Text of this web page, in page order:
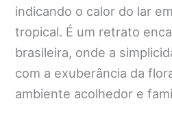
indicando o calor do lar
tropical. É um retrato
brasileira, onde a
com a exuberância da
ambiente acolhedor e